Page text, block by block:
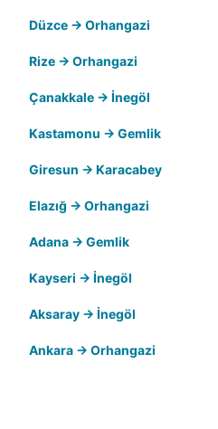
Düzce → Orhangazi
Rize → Orhangazi
Çanakkale → İnegöl
Kastamonu → Gemlik
Giresun → Karacabey
Elazığ → Orhangazi
Adana → Gemlik
Kayseri → İnegöl
Aksaray → İnegöl
Ankara → Orhangazi